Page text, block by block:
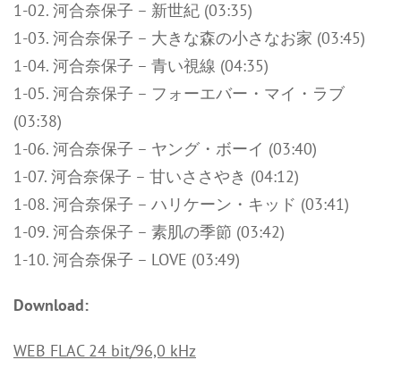
1-02. 河合奈保子 – 新世紀 (03:35)
1-03. 河合奈保子 – 大きな森の小さなお家 (03:45)
1-04. 河合奈保子 – 青い視線 (04:35)
1-05. 河合奈保子 – フォーエバー・マイ・ラブ
(03:38)
1-06. 河合奈保子 – ヤング・ボーイ (03:40)
1-07. 河合奈保子 – 甘いささやき (04:12)
1-08. 河合奈保子 – ハリケーン・キッド (03:41)
1-09. 河合奈保子 – 素肌の季節 (03:42)
1-10. 河合奈保子 – LOVE (03:49)
Download:
WEB FLAC 24 bit/96,0 kHz